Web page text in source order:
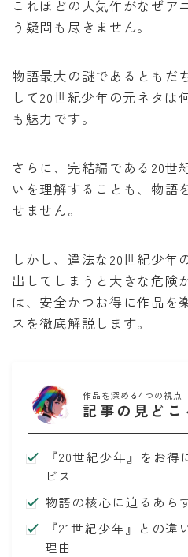
泣いてみろ、乞うてもいい
君に届け
春の嵐とモンスター
これほどの人気作がなぜア
う疑問も尽きません。
物語最大の謎であるともだ
して20世紀少年の元ネタは
も魅力です。
さらに、完結編である20世
いを理解することも、物語
せません。
しかし、違法な20世紀少年
出してしまうと大きな危険
は、安全かつお得に作品を
スを徹底解説します。
作品を深める4つの視点
記事の見どこ
『20世紀少年』をお
ビス
物語の核心に迫るあら
『21世紀少年』との
理由